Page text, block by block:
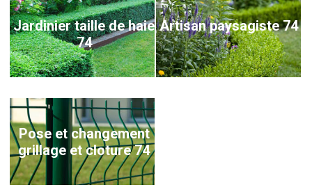
Jardinier taille de haie
74
Artisan paysagiste 74
Pose et changement
grillage et cloture 74